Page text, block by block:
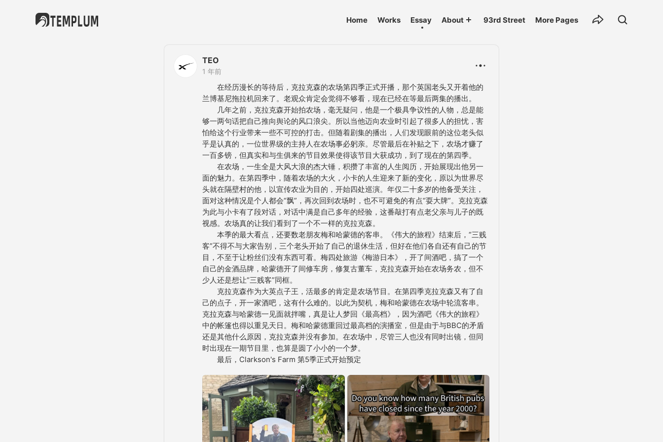
Home Works Essay About 93rd Street More Pages
TEO
1 年前
在经历漫长的等待后，克拉克森的农场第四季正式开播，那个英国老头又开着他的
兰博基尼拖拉机回来了。老观众肯定会觉得不够看，现在已经在等最后两集的播出。
几年之前，克拉克森开始拍农场，毫无疑问，他是一个极具争议性的人物，总是能
够一两句话把自己推向舆论的风口浪尖。所以当他迈向农业时引起了很多人的担忧，害
怕给这个行业带来一些不可控的打击。但随着剧集的播出，人们发现眼前的这位老头似
乎是认真的，一位世界级的主持人在农场事必躬亲。尽管最后在补贴之下，农场才赚了
一百多镑，但真实和与生俱来的节目效果使得该节目大获成功，到了现在的第四季。
在农场，一生全是大风大浪的杰大锤，积攒了丰富的人生阅历，开始展现出他另一
面的魅力。在第四季中，随着农场的大火，小卡的人生迎来了新的变化，原以为世界尽
头就在隔壁村的他，以宣传农业为目的，开始四处巡演。年仅二十多岁的他备受关注，
面对这种情况是个人都会“飘”，再次回到农场时，也不可避免的有点“耍大牌”。克拉克森
为此与小卡有了段对话，对话中满是自己多年的经验，这番敲打有点老父亲与儿子的既
视感。农场真的让我们看到了一个不一样的克拉克森。
本季的最大看点，还要数老朋友梅和哈蒙德的客串。《伟大的旅程》结束后，“三贱
客”不得不与大家告别，三个老头开始了自己的退休生活，但好在他们各自还有自己的节
目，不至于让粉丝们没有东西可看。梅四处旅游《梅游日本》，开了间酒吧，搞了一个
自己的金酒品牌，哈蒙德开了间修车房，修复古董车，克拉克森开始在农场务农，但不
少人还是想让“三贱客”同框。
克拉克森作为大英点子王，活最多的肯定是农场节目。在第四季克拉克森又有了自
己的点子，开一家酒吧，这有什么难的。以此为契机，梅和哈蒙德在农场中轮流客串。
克拉克森与哈蒙德一见面就拌嘴，真是让人梦回《最高档》，因为酒吧《伟大的旅程》
中的帐篷也得以重见天日。梅和哈蒙德重回过最高档的演播室，但是由于与BBC的矛盾
还是其他什么原因，克拉克森并没有参加。在农场中，尽管三人也没有同时出镜，但同
时出现在一期节目里，也算是圆了小小的一个梦。
最后，Clarkson's Farm 第5季正式开始预定